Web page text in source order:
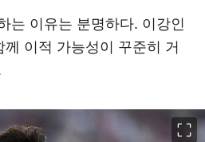
는 이유는 분명하다. 이강인
이적 가능성이 꾸준히 거